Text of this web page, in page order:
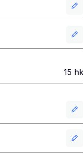
15 hk